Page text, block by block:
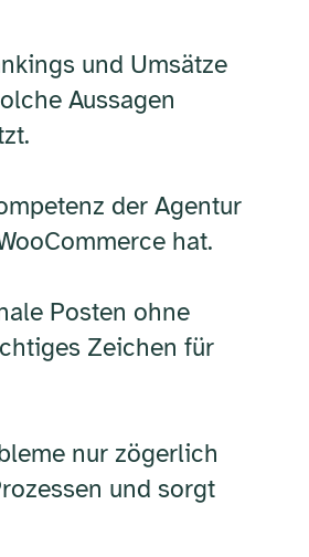
und Umsätze
Aussagen
der Agentur
hat.
Posten ohne
Zeichen für
nur zögerlich
und sorgt